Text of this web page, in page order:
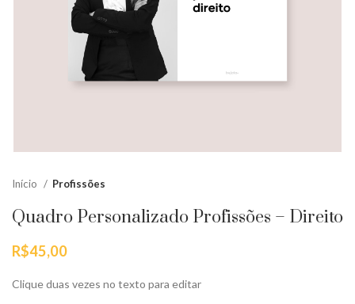
Início Profissões
Quadro Personalizado Profissões – Direito
R$45,00
Clique duas vezes no texto para editar